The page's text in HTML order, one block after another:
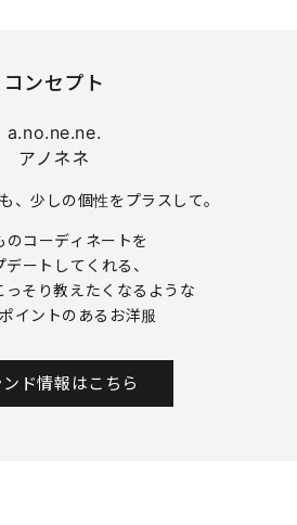
コンセプト
a.no.ne.ne.
アノネネ
、少しの個性をプラスして。
のコーディネートを
デートしてくれる、
っそり教えたくなるような
イントのあるお洋服
ンド情報はこちら